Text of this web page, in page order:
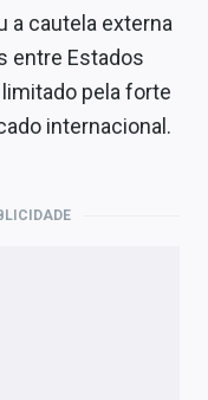
a cautela externa
entre Estados
pela forte
internacional.